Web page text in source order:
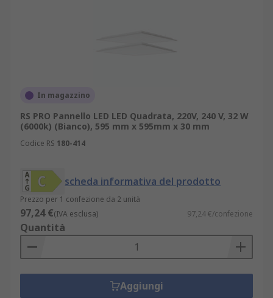
In magazzino
RS PRO Pannello LED LED Quadrata, 220V, 240 V, 32 W
(6000k) (Bianco), 595 mm x 595mm x 30 mm
Codice RS 180-414
scheda informativa del prodotto
Prezzo per 1 confezione da 2 unità
97,24 €(IVA esclusa) 97,24 €/confezione
Quantità
Aggiungi